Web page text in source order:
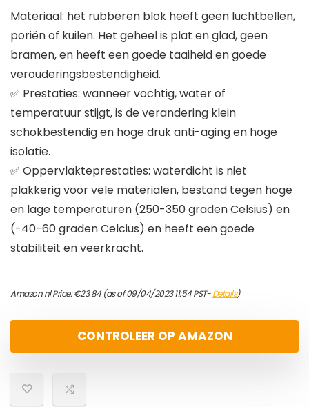
Materiaal: het rubberen blok heeft geen luchtbellen,
poriën of kuilen. Het geheel is plat en glad, geen
bramen, en heeft een goede taaiheid en goede
verouderingsbestendigheid.
✅ Prestaties: wanneer vochtig, water of
temperatuur stijgt, is de verandering klein
schokbestendig en hoge druk anti-aging en hoge
isolatie.
✅ Oppervlakteprestaties: waterdicht is niet
plakkerig voor vele materialen, bestand tegen hoge
en lage temperaturen (250-350 graden Celsius) en
(-40-60 graden Celcius) en heeft een goede
stabiliteit en veerkracht.
Amazon.nl Price:€23.84(as of 09/04/2023 11:54 PST-Details)
CONTROLEER OP AMAZON